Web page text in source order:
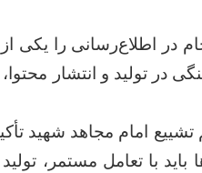
در اطلاع‌رسانی را یکی
در تولید و انتشار
امام مجاهد شهید
با تعامل مستمر،